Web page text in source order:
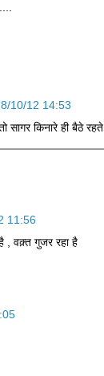
10/12 14:53
सागर किनारे ही बैठे रहते
11:56
वक़्त गुजर रहा है